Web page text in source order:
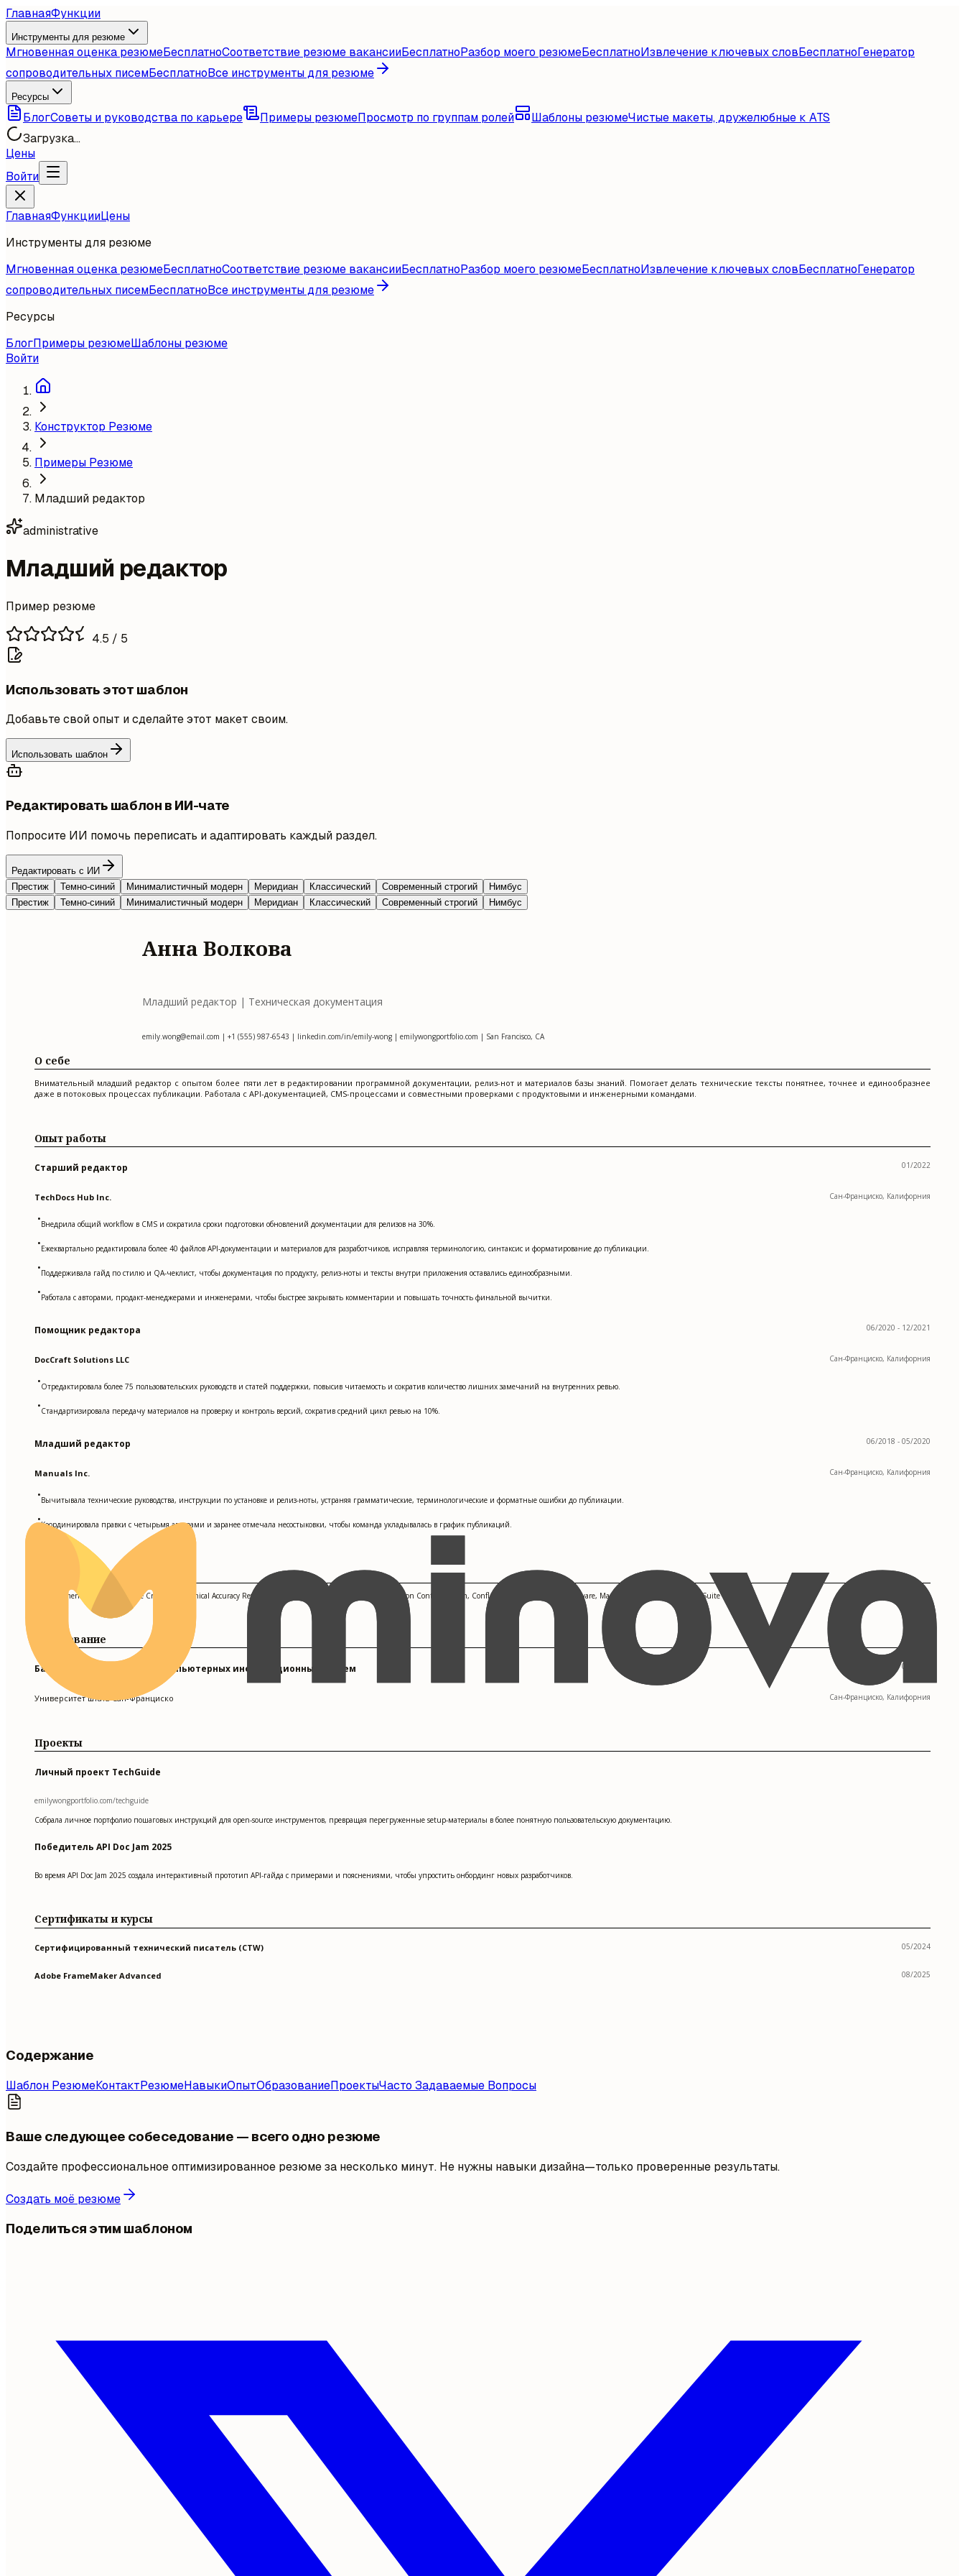
ГлавнаяФункции
Инструменты для резюме
Мгновенная оценка резюмеБесплатноСоответствие резюме вакансииБесплатноРазбор моего резюмеБесплатноИзвлечение ключевых словБесплатноГенератор
сопроводительных писемБесплатноВсе инструменты для резюме
Ресурсы
БлогСоветы и руководства по карьере Примеры резюмеПросмотр по группам ролей Шаблоны резюмеЧистые макеты, дружелюбные к ATS
Загрузка...
Цены
Войти
ГлавнаяФункцииЦены
Инструменты для резюме
Мгновенная оценка резюмеБесплатноСоответствие резюме вакансииБесплатноРазбор моего резюмеБесплатноИзвлечение ключевых словБесплатноГенератор
сопроводительных писемБесплатноВсе инструменты для резюме
Ресурсы
БлогПримеры резюмеШаблоны резюме
Войти
Конструктор Резюме
Примеры Резюме
Младший редактор
administrative
Младший редактор
Пример резюме
4.5 / 5
Использовать этот шаблон
Добавьте свой опыт и сделайте этот макет своим.
Использовать шаблон
Редактировать шаблон в ИИ-чате
Попросите ИИ помочь переписать и адаптировать каждый раздел.
Редактировать с ИИ
Престиж
Темно-синий Минималистичный модерн Меридиан Классический Современный строгий
Нимбус
Престиж
Темно-синий Минималистичный модерн Меридиан Классический Современный строгий Нимбус
Анна Волкова
Младший редактор | Техническая документация
emily.wong@email.com | +1 (555) 987-6543 | linkedin.com/in/emily-wong | emilywongportfolio.com | San Francisco, CA
О себе
Внимательный младший редактор с опытом более пяти лет в редактировании программной документации, релиз-нот и материалов базы знаний. Помогает делать технические тексты понятнее, точнее и единообразнее
даже в потоковых процессах публикации. Работала с API-документацией, CMS-процессами и совместными проверками с продуктовыми и инженерными командами.
Опыт работы
Старший редактор 01/2022
TechDocs Hub Inc. Сан-Франциско, Калифорния
•Внедрила общий workflow в CMS и сократила сроки подготовки обновлений документации для релизов на 30%.
•Ежеквартально редактировала более 40 файлов API-документации и материалов для разработчиков, исправляя терминологию, синтаксис и форматирование до публикации.
•Поддерживала гайд по стилю и QA-чеклист, чтобы документация по продукту, релиз-ноты и тексты внутри приложения оставались единообразными.
•Работала с авторами, продакт-менеджерами и инженерами, чтобы быстрее закрывать комментарии и повышать точность финальной вычитки.
Помощник редактора 06/2020 - 12/2021
DocCraft Solutions LLC Сан-Франциско, Калифорния
•Отредактировала более 75 пользовательских руководств и статей поддержки, повысив читаемость и сократив количество лишних замечаний на внутренних ревью.
•Стандартизировала передачу материалов на проверку и контроль версий, сократив средний цикл ревью на 10%.
Младший редактор 06/2018 - 05/2020
Manuals Inc. Сан-Франциско, Калифорния
•Вычитывала технические руководства, инструкции по установке и релиз-ноты, устраняя грамматические, терминологические и форматные ошибки до публикации.
•Координировала правки с четырьмя авторами и заранее отмечала несостыковки, чтобы команда укладывалась в график публикаций.
Ключевые навыки
API Documentation, Style Guide Creation, Technical Accuracy Review, Content Management Systems, Git Version Control System, Confluence Documentation Software, MadCap Flare, Microsoft Office Suite
Образование
Бакалавр наук в области компьютерных информационных систем 09/2013 - 05/2017
Университет штата Сан-Франциско Сан-Франциско, Калифорния
Проекты
Личный проект TechGuide
emilywongportfolio.com/techguide
Собрала личное портфолио пошаговых инструкций для open-source инструментов, превращая перегруженные setup-материалы в более понятную пользовательскую документацию.
Победитель API Doc Jam 2025
Во время API Doc Jam 2025 создала интерактивный прототип API-гайда с примерами и пояснениями, чтобы упростить онбординг новых разработчиков.
Сертификаты и курсы
Сертифицированный технический писатель (CTW) 05/2024
Adobe FrameMaker Advanced 08/2025
Содержание
Шаблон РезюмеКонтактРезюмеНавыкиОпытОбразованиеПроектыЧасто Задаваемые Вопросы
Ваше следующее собеседование — всего одно резюме
Создайте профессиональное оптимизированное резюме за несколько минут. Не нужны навыки дизайна—только проверенные результаты.
Создать моё резюме
Поделиться этим шаблоном